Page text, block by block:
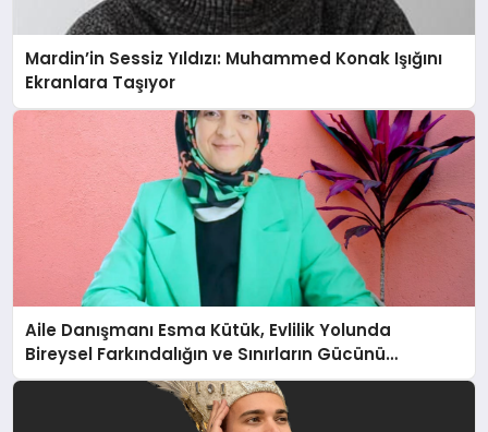
Mardin’in Sessiz Yıldızı: Muhammed Konak Işığını
Ekranlara Taşıyor
Aile Danışmanı Esma Kütük, Evlilik Yolunda
Bireysel Farkındalığın ve Sınırların Gücünü
Anlatıyor